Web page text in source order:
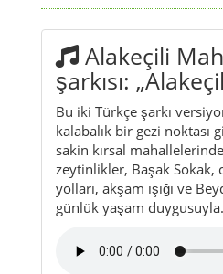
Alakeçili
şarkısı:
Bu iki Türkçe şarkı
kalabalık bir gezi noktası
sakin kırsal
zeytinlikler, Başak Sokak,
yolları, akşam ışığı ve
günlük yaşam duygusuyla.